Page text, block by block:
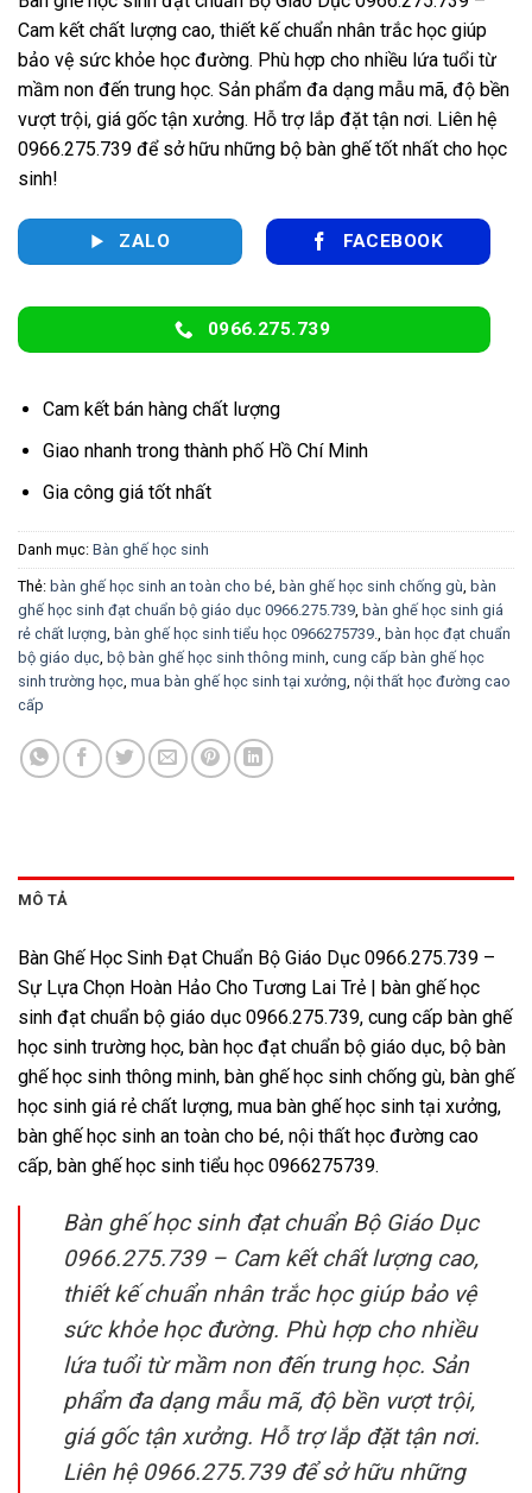
Cam kết chất lượng cao, thiết kế chuẩn nhân trắc học giúp
bảo vệ sức khỏe học đường. Phù hợp cho nhiều lứa tuổi từ
mầm non đến trung học. Sản phẩm đa dạng mẫu mã, độ bền
vượt trội, giá gốc tận xưởng. Hỗ trợ lắp đặt tận nơi. Liên hệ
0966.275.739 để sở hữu những bộ bàn ghế tốt nhất cho học
sinh!
ZALO FACEBOOK
0966.275.739
Cam kết bán hàng chất lượng
Giao nhanh trong thành phố Hồ Chí Minh
Gia công giá tốt nhất
Danh mục: Bàn ghế học sinh
Thẻ: bàn ghế học sinh an toàn cho bé, bàn ghế học sinh chống gù, bàn
ghế học sinh đạt chuẩn bộ giáo dục 0966.275.739, bàn ghế học sinh giá
rẻ chất lượng, bàn ghế học sinh tiểu học 0966275739., bàn học đạt chuẩn
bộ giáo dục, bộ bàn ghế học sinh thông minh, cung cấp bàn ghế học
sinh trường học, mua bàn ghế học sinh tại xưởng, nội thất học đường cao
cấp
MÔ TẢ
Bàn Ghế Học Sinh Đạt Chuẩn Bộ Giáo Dục 0966.275.739 –
Sự Lựa Chọn Hoàn Hảo Cho Tương Lai Trẻ | bàn ghế học
sinh đạt chuẩn bộ giáo dục 0966.275.739, cung cấp bàn ghế
học sinh trường học, bàn học đạt chuẩn bộ giáo dục, bộ bàn
ghế học sinh thông minh, bàn ghế học sinh chống gù, bàn ghế
học sinh giá rẻ chất lượng, mua bàn ghế học sinh tại xưởng,
bàn ghế học sinh an toàn cho bé, nội thất học đường cao
cấp, bàn ghế học sinh tiểu học 0966275739.
Bàn ghế học sinh đạt chuẩn Bộ Giáo Dục
0966.275.739 – Cam kết chất lượng cao,
thiết kế chuẩn nhân trắc học giúp bảo vệ
sức khỏe học đường. Phù hợp cho nhiều
lứa tuổi từ mầm non đến trung học. Sản
phẩm đa dạng mẫu mã, độ bền vượt trội,
giá gốc tận xưởng. Hỗ trợ lắp đặt tận nơi.
Liên hệ 0966.275.739 để sở hữu những